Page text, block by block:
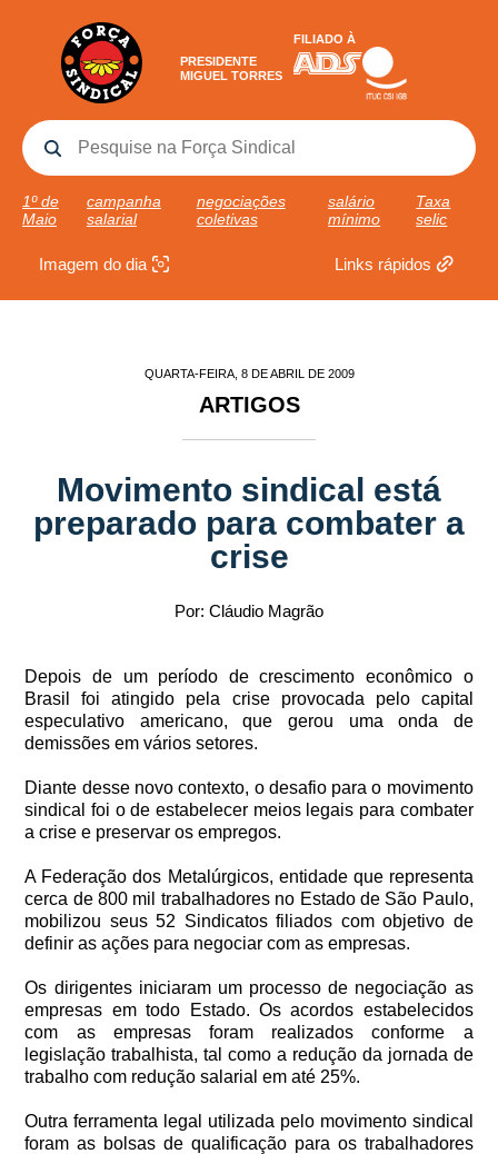
PRESIDENTE
MIGUEL TORRES
FILIADO À
1º de
Maio
campanha
salarial
negociações
coletivas
salário
mínimo
Taxa
selic
Imagem do dia Links rápidos
QUARTA-FEIRA, 8 DE ABRIL DE 2009
ARTIGOS
Movimento sindical está
preparado para combater a
crise
Por: Cláudio Magrão
Depois de um período de crescimento econômico o
Brasil foi atingido pela crise provocada pelo capital
especulativo americano, que gerou uma onda de
demissões em vários setores.
Diante desse novo contexto, o desafio para o movimento
sindical foi o de estabelecer meios legais para combater
a crise e preservar os empregos.
A Federação dos Metalúrgicos, entidade que representa
cerca de 800 mil trabalhadores no Estado de São Paulo,
mobilizou seus 52 Sindicatos filiados com objetivo de
definir as ações para negociar com as empresas.
Os dirigentes iniciaram um processo de negociação as
empresas em todo Estado. Os acordos estabelecidos
com as empresas foram realizados conforme a
legislação trabalhista, tal como a redução da jornada de
trabalho com redução salarial em até 25%.
Outra ferramenta legal utilizada pelo movimento sindical
foram as bolsas de qualificação para os trabalhadores